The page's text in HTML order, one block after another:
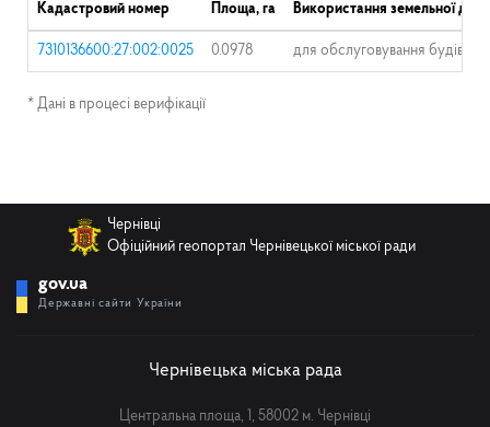
Кадастровий номер Площа, га Використання земельної
7310136600:27:002:0025 0.0978 для обслуговування будівлі
* Дані в процесі верифікації
Чернівці
Офіційний геопортал Чернівецької міської ради
gov.ua
Державні сайти України
Чернівецька міська рада
Центральна площа, 1, 58002 м. Чернівці